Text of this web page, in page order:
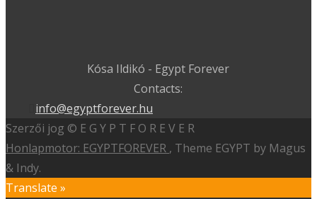
Kósa Ildikó - Egypt Forever
Contacts:
info@egyptforever.hu
Szerzői jog © E G Y P T F O R E V E R
Honlapmotor: EGYPTFOREVER , Theme EGYPT by Magus
& Indy.
Translate »